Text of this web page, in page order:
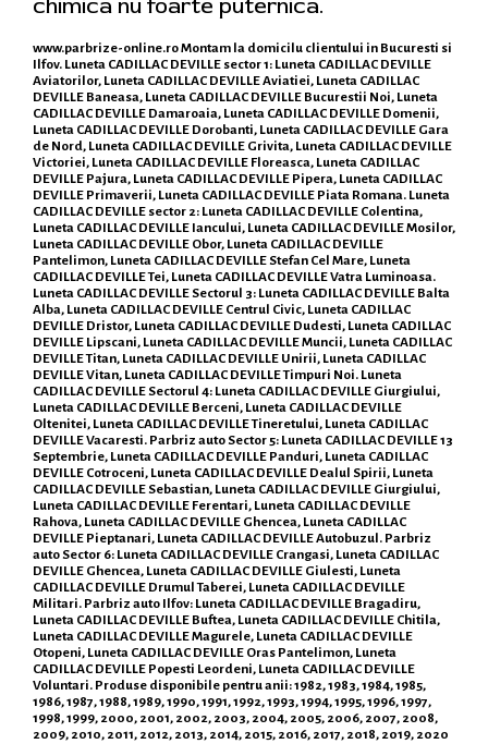
chimica nu foarte puternica.
www.parbrize-online.roMontam la domicilu clientului in Bucuresti si
Ilfov. Luneta CADILLAC DEVILLE sector 1: Luneta CADILLAC DEVILLE
Aviatorilor, Luneta CADILLAC DEVILLE Aviatiei, Luneta CADILLAC
DEVILLE Baneasa, Luneta CADILLAC DEVILLE Bucurestii Noi, Luneta
CADILLAC DEVILLE Damaroaia, Luneta CADILLAC DEVILLE Domenii,
Luneta CADILLAC DEVILLE Dorobanti, Luneta CADILLAC DEVILLE Gara
de Nord, Luneta CADILLAC DEVILLE Grivita, Luneta CADILLAC DEVILLE
Victoriei, Luneta CADILLAC DEVILLE Floreasca, Luneta CADILLAC
DEVILLE Pajura, Luneta CADILLAC DEVILLE Pipera, Luneta CADILLAC
DEVILLE Primaverii, Luneta CADILLAC DEVILLE Piata Romana. Luneta
CADILLAC DEVILLE sector 2: Luneta CADILLAC DEVILLE Colentina,
Luneta CADILLAC DEVILLE Iancului, Luneta CADILLAC DEVILLE Mosilor,
Luneta CADILLAC DEVILLE Obor, Luneta CADILLAC DEVILLE
Pantelimon, Luneta CADILLAC DEVILLE Stefan Cel Mare, Luneta
CADILLAC DEVILLE Tei, Luneta CADILLAC DEVILLE Vatra Luminoasa.
Luneta CADILLAC DEVILLE Sectorul 3: Luneta CADILLAC DEVILLE Balta
Alba, Luneta CADILLAC DEVILLE Centrul Civic, Luneta CADILLAC
DEVILLE Dristor, Luneta CADILLAC DEVILLE Dudesti, Luneta CADILLAC
DEVILLE Lipscani, Luneta CADILLAC DEVILLE Muncii, Luneta CADILLAC
DEVILLE Titan, Luneta CADILLAC DEVILLE Unirii, Luneta CADILLAC
DEVILLE Vitan, Luneta CADILLAC DEVILLE Timpuri Noi. Luneta
CADILLAC DEVILLE Sectorul 4: Luneta CADILLAC DEVILLE Giurgiului,
Luneta CADILLAC DEVILLE Berceni, Luneta CADILLAC DEVILLE
Oltenitei, Luneta CADILLAC DEVILLE Tineretului, Luneta CADILLAC
DEVILLE Vacaresti. Parbriz auto Sector 5: Luneta CADILLAC DEVILLE 13
Septembrie, Luneta CADILLAC DEVILLE Panduri, Luneta CADILLAC
DEVILLE Cotroceni, Luneta CADILLAC DEVILLE Dealul Spirii, Luneta
CADILLAC DEVILLE Sebastian, Luneta CADILLAC DEVILLE Giurgiului,
Luneta CADILLAC DEVILLE Ferentari, Luneta CADILLAC DEVILLE
Rahova, Luneta CADILLAC DEVILLE Ghencea, Luneta CADILLAC
DEVILLE Pieptanari, Luneta CADILLAC DEVILLE Autobuzul. Parbriz
auto Sector 6: Luneta CADILLAC DEVILLE Crangasi, Luneta CADILLAC
DEVILLE Ghencea, Luneta CADILLAC DEVILLE Giulesti, Luneta
CADILLAC DEVILLE Drumul Taberei, Luneta CADILLAC DEVILLE
Militari. Parbriz auto Ilfov: Luneta CADILLAC DEVILLE Bragadiru,
Luneta CADILLAC DEVILLE Buftea, Luneta CADILLAC DEVILLE Chitila,
Luneta CADILLAC DEVILLE Magurele, Luneta CADILLAC DEVILLE
Otopeni, Luneta CADILLAC DEVILLE Oras Pantelimon, Luneta
CADILLAC DEVILLE Popesti Leordeni, Luneta CADILLAC DEVILLE
Voluntari. Produse disponibile pentru anii: 1982, 1983, 1984, 1985,
1986, 1987, 1988, 1989, 1990, 1991, 1992, 1993, 1994, 1995, 1996, 1997,
1998, 1999, 2000, 2001, 2002, 2003, 2004, 2005, 2006, 2007, 2008,
2009, 2010, 2011, 2012, 2013, 2014, 2015, 2016, 2017, 2018, 2019, 2020